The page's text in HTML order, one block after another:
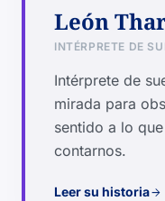
León
INTÉRPRETE DE
Intérprete de
mirada para
sentido a lo
contarnos.
Leer su historiaarrow_forward